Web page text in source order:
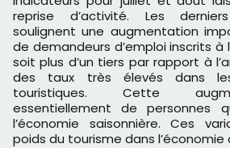
reprise d’activité. Les
soulignent une augmentation
de demandeurs d’emploi inscrits à
soit plus d’un tiers par rapport à
des taux très élevés dans
touristiques. Cette
essentiellement de personnes
l’économie saisonnière. Ces
poids du tourisme dans l’économie